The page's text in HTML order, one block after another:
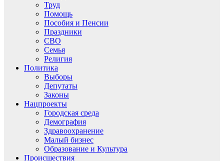
Труд
Помощь
Пособия и Пенсии
Праздники
СВО
Семья
Религия
Политика
Выборы
Депутаты
Законы
Нацпроекты
Городская среда
Демография
Здравоохранение
Малый бизнес
Образование и Культура
Происшествия